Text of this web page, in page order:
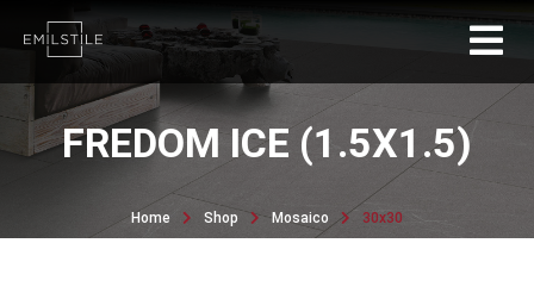
FREDOM ICE (1.5X1.5)
Home Shop Mosaico 30x30